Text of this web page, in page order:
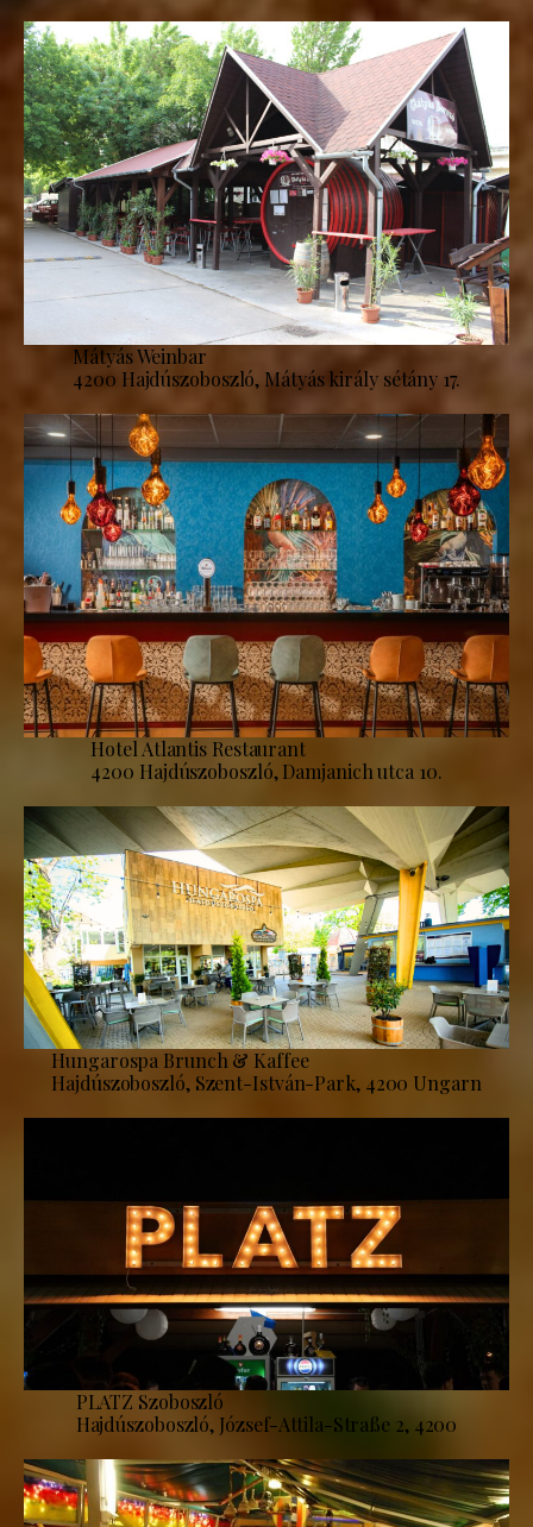
Mátyás Weinbar
4200 Hajdúszoboszló, Mátyás király sétány 17.
Hotel Atlantis Restaurant
4200 Hajdúszoboszló, Damjanich utca 10.
Hungarospa Brunch & Kaffee
Hajdúszoboszló, Szent-István-Park, 4200 Ungarn
PLATZ Szoboszló
Hajdúszoboszló, József-Attila-Straße 2, 4200